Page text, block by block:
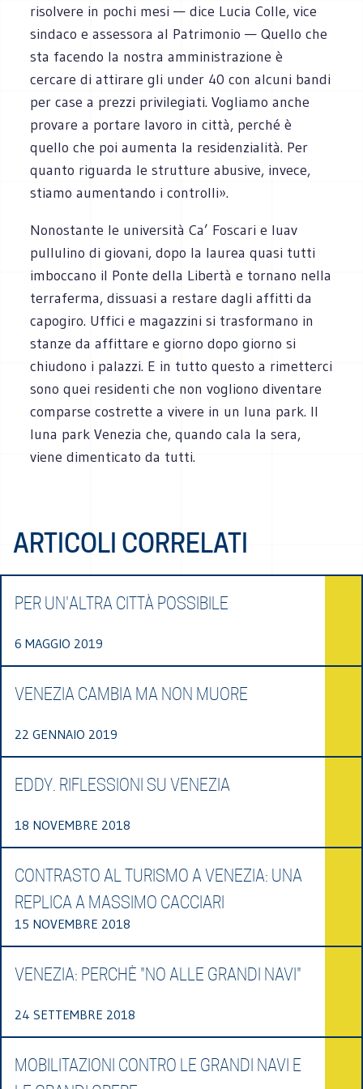
risolvere in pochi mesi — dice Lucia Colle, vice
sindaco e assessora al Patrimonio — Quello che
sta facendo la nostra amministrazione è
cercare di attirare gli under 40 con alcuni bandi
per case a prezzi privilegiati. Vogliamo anche
provare a portare lavoro in città, perché è
quello che poi aumenta la residenzialità. Per
quanto riguarda le strutture abusive, invece,
stiamo aumentando i controlli».
Nonostante le università Ca’ Foscari e Iuav
pullulino di giovani, dopo la laurea quasi tutti
imboccano il Ponte della Libertà e tornano nella
terraferma, dissuasi a restare dagli affitti da
capogiro. Uffici e magazzini si trasformano in
stanze da affittare e giorno dopo giorno si
chiudono i palazzi. E in tutto questo a rimetterci
sono quei residenti che non vogliono diventare
comparse costrette a vivere in un luna park. Il
luna park Venezia che, quando cala la sera,
viene dimenticato da tutti.
ARTICOLI CORRELATI
PER UN'ALTRA CITTÀ POSSIBILE
6 MAGGIO 2019
VENEZIA CAMBIA MA NON MUORE
22 GENNAIO 2019
EDDY. RIFLESSIONI SU VENEZIA
18 NOVEMBRE 2018
CONTRASTO AL TURISMO A VENEZIA: UNA
REPLICA A MASSIMO CACCIARI
15 NOVEMBRE 2018
VENEZIA: PERCHÈ "NO ALLE GRANDI NAVI"
24 SETTEMBRE 2018
MOBILITAZIONI CONTRO LE GRANDI NAVI E